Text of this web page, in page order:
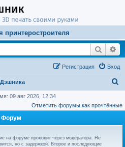
принтеростроителя
Поиск
Вход
Регистрация
и
09 авг 2026, 12:34
Отметить форумы как прочтённые
Форум
на форуме проходит через модератора. Не
но с задержкой. Второе и последующие